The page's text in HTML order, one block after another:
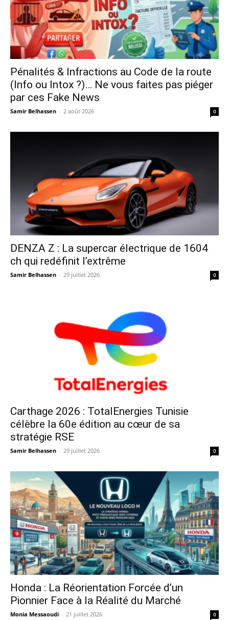
Pénalités & Infractions au Code de la route
(Info ou Intox ?)… Ne vous faites pas piéger
par ces Fake News
Samir Belhassen - 2 août 2026 0
DENZA Z : La supercar électrique de 1604
ch qui redéfinit l’extrême
Samir Belhassen - 29 juillet 2026 0
Carthage 2026 : TotalEnergies Tunisie
célèbre la 60e édition au cœur de sa
stratégie RSE
Samir Belhassen - 29 juillet 2026 0
Honda : La Réorientation Forcée d’un
Pionnier Face à la Réalité du Marché
Monia Messaoudi - 21 juillet 2026 0